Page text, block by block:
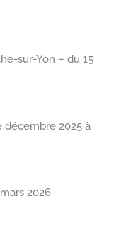
sur-Yon – du 15
2025 à
2026